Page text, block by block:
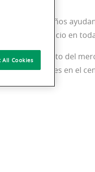
llevamos 25 años
para su negocio en
y conocimiento del
necesidades en el
All Cookies